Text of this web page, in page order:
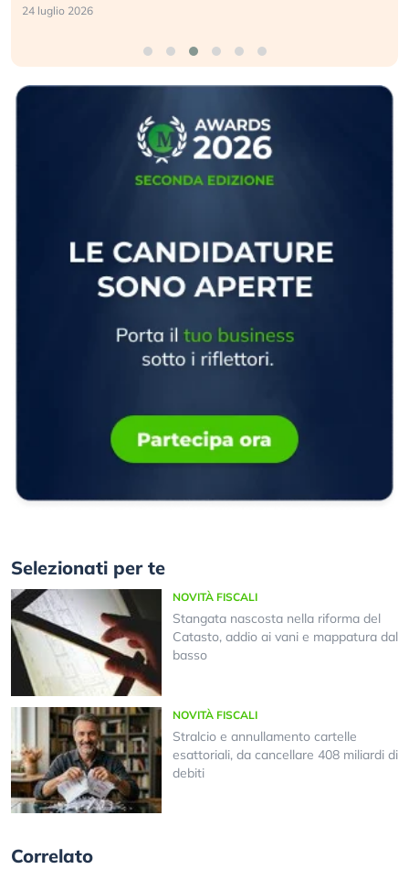
24 luglio 2026
Selezionati per te
NOVITÀ FISCALI
Stangata nascosta nella riforma del
Catasto, addio ai vani e mappatura dal
basso
NOVITÀ FISCALI
Stralcio e annullamento cartelle
esattoriali, da cancellare 408 miliardi di
debiti
Correlato